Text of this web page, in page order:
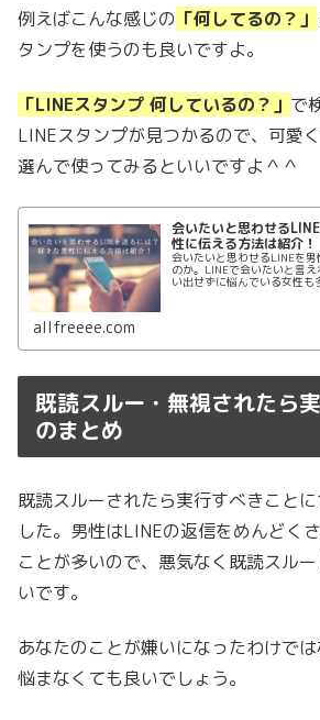
例えばこんな感じの 「何してるの？」
タンプを使うのも良いですよ。
「LINEスタンプ 何しているの？」 で
LINEスタンプが見つかるので、可愛
選んで使ってみるといいですよ＾＾
会いたいと思わせる
性に伝える方法は紹介！
会いたいと思わせるLINEを
のか。LINEで会いたいと言
い出せずに悩んでいる女性も
allfreeee.com
既読スルー・無視されたら
のまとめ
既読スルーされたら実行すべきこと
した。男性はLINEの返信をめんどく
ことが多いので、悪気なく既読スル
いです。
あなたのことが嫌いになったわけで
悩まなくても良いでしょう。